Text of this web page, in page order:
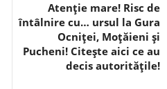
Atenție mare! Risc de
întâlnire cu… ursul la Gura
Ocniței, Moțăieni și
Pucheni! Citește aici ce au
decis autoritățile!